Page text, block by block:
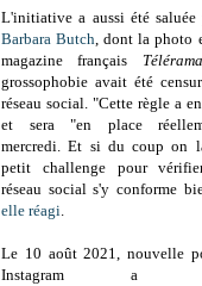
L'initiative a aussi été saluée
Barbara Butch, dont la photo
magazine français
grossophobie avait été
réseau social. "Cette règle a
et sera "en place
mercredi.Et si du coup on
petit challenge pour
réseau social s'y conforme
elle réagi.
Le 10 août 2021, nouvelle
Instagram a